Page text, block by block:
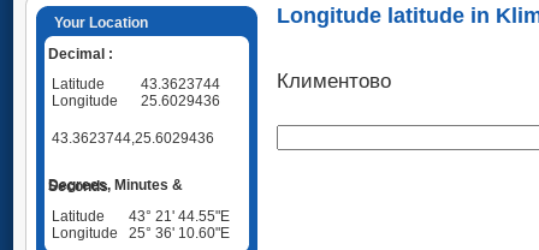
Your Location
Decimal :
Latitude
43.3623744
Longitude
25.6029436
43.3623744,25.6029436
Degrees, Minutes & Seconds
Latitude
43° 21' 44.55"E
Longitude
25° 36' 10.60"E
Longitude latitude in
Климентово